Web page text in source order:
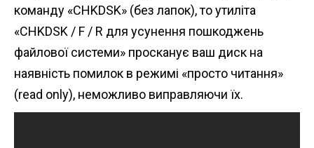
команду «CHKDSK» (без лапок), то утиліта
«CHKDSK / F / R для усунення пошкоджень
файлової системи» просканує ваш диск на
наявність помилок в режимі «просто читання»
(read only), неможливо виправляючи їх.